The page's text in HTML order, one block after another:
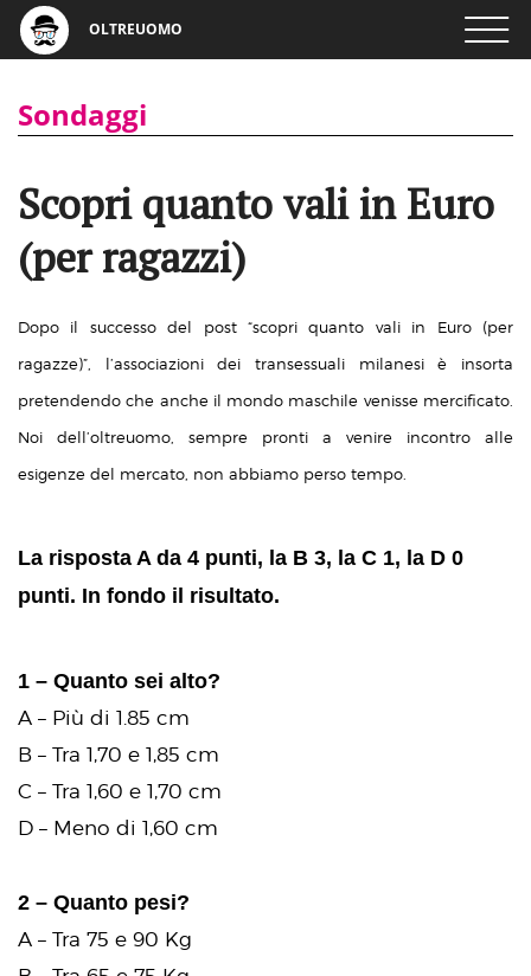
OLTREUOMO
Sondaggi
Scopri quanto vali in Euro
(per ragazzi)
Dopo il successo del post “scopri quanto vali in Euro (per
ragazze)”, l’associazioni dei transessuali milanesi è insorta
pretendendo che anche il mondo maschile venisse mercificato.
Noi dell’oltreuomo, sempre pronti a venire incontro alle
esigenze del mercato, non abbiamo perso tempo.
La risposta A da 4 punti, la B 3, la C 1, la D 0
punti. In fondo il risultato.
1 – Quanto sei alto?
A – Più di 1.85 cm
B – Tra 1,70 e 1,85 cm
C – Tra 1,60 e 1,70 cm
D – Meno di 1,60 cm
2 – Quanto pesi?
A – Tra 75 e 90 Kg